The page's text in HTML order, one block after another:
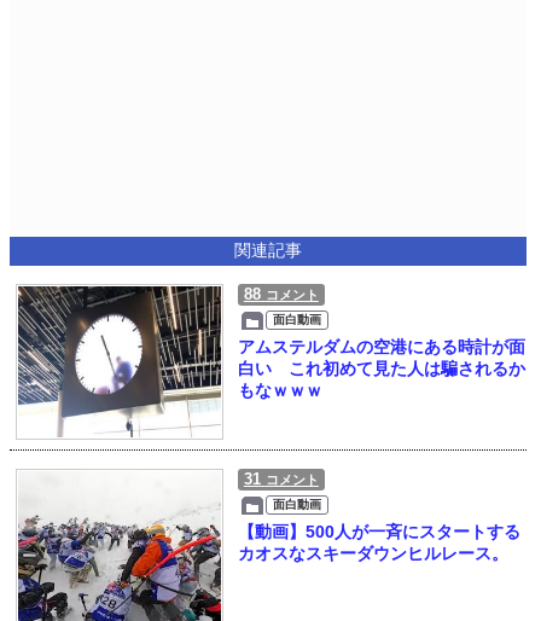
関連記事
88 コメント
面白動画
アムステルダムの空港にある時計が面
白い これ初めて見た人は騙されるか
もなｗｗｗ
31 コメント
面白動画
【動画】500人が一斉にスタートする
カオスなスキーダウンヒルレース。